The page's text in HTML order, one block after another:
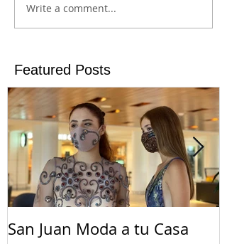
Write a comment...
Featured Posts
San Juan Moda a tu Casa